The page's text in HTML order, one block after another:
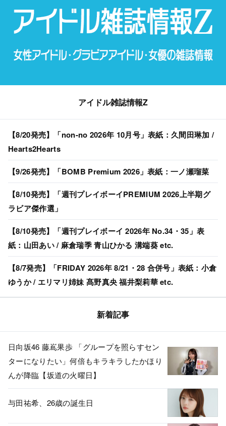
アイドル雑誌情報Z
【8/20発売】「non-no 2026年 10月号」表紙：久間田琳加 /
Hearts2Hearts
【9/26発売】「BOMB Premium 2026」表紙：一ノ瀬瑠菜
【8/10発売】「週刊プレイボーイPREMIUM 2026上半期グ
ラビア傑作選」
【8/10発売】「週刊プレイボーイ 2026年 No.34・35」表
紙：山田あい / 麻倉瑞季 青山ひかる 溝端葵 etc.
【8/7発売】「FRIDAY 2026年 8/21・28 合併号」表紙：小倉
ゆうか / エリマリ姉妹 髙野真央 福井梨莉華 etc.
新着記事
日向坂46 藤嶌果歩 「グループを照らすセン
ターになりたい」何倍もキラキラしたかほり
んが降臨【坂道の火曜日】
与田祐希、26歳の誕生日